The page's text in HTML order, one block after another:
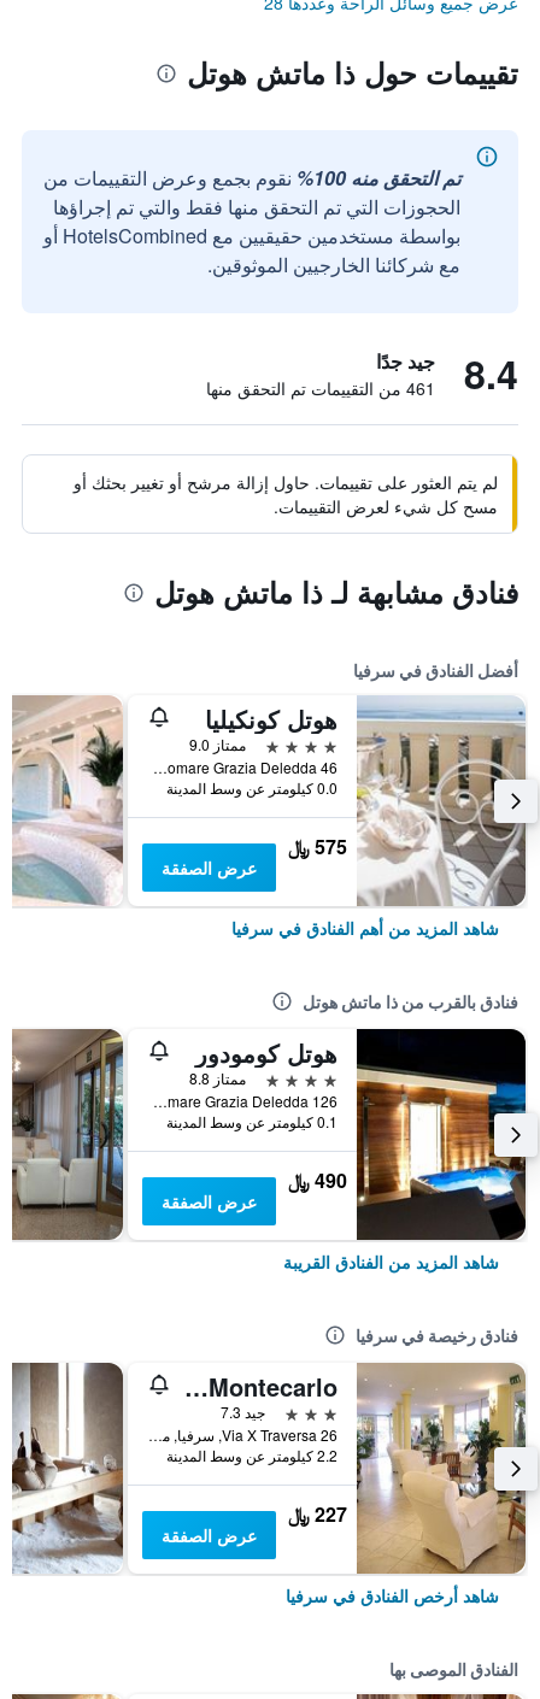
تقييمات حول ذا ماتش هوتل
تم التحقق منه 100%
نقوم بجمع وعرض التقييمات من
الحجوزات التي تم التحقق منها فقط والتي تم إجراؤها
بواسطة مستخدمين حقيقيين مع HotelsCombined أو
مع شركائنا الخارجيين الموثوقين.
8.4 جيد جدًا
461 من التقييمات تم التحقق منها
لم يتم العثور على تقييمات. حاول إزالة مرشح أو تغيير بحثك أو
مسح كل شيء لعرض التقييمات.
فنادق مشابهة لـ ذا ماتش هوتل
أفضل الفنادق في سرفيا
هوتل كونكيليا
4 نجوم
ممتاز 9.0
Lungomare Grazia Deledda 46, سرفيا, مقاطعة رافينا, إيطاليا
0.0 كيلومتر عن وسط المدينة
575 ﷼
عرض الصفقة
شاهد المزيد من أهم الفنادق في سرفيا
فنادق بالقرب من ذا ماتش هوتل
هوتل كومودور
4 نجوم
ممتاز 8.8
Lungomare Grazia Deledda 126, سرفيا, مقاطعة رافينا, إيطاليا
0.1 كيلومتر عن وسط المدينة
490 ﷼
عرض الصفقة
شاهد المزيد من الفنادق القريبة
فنادق رخيصة في سرفيا
Hotel B&B Montecarlo
3 نجوم
جيد 7.3
Via X Traversa 26, سرفيا, مقاطعة رافينا, إيطاليا
2.2 كيلومتر عن وسط المدينة
227 ﷼
عرض الصفقة
شاهد أرخص الفنادق في سرفيا
الفنادق الموصى بها